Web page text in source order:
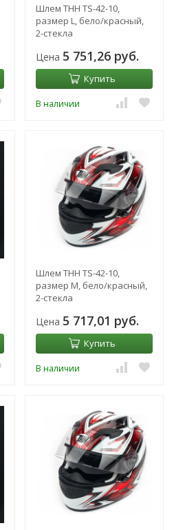
Шлем THH TS-42-10,
размер L, бело/красный,
2-стекла
Цена 5 751,26 руб.
Купить
В наличии
Шлем THH TS-42-10,
размер M, бело/красный,
2-стекла
Цена 5 717,01 руб.
Купить
В наличии